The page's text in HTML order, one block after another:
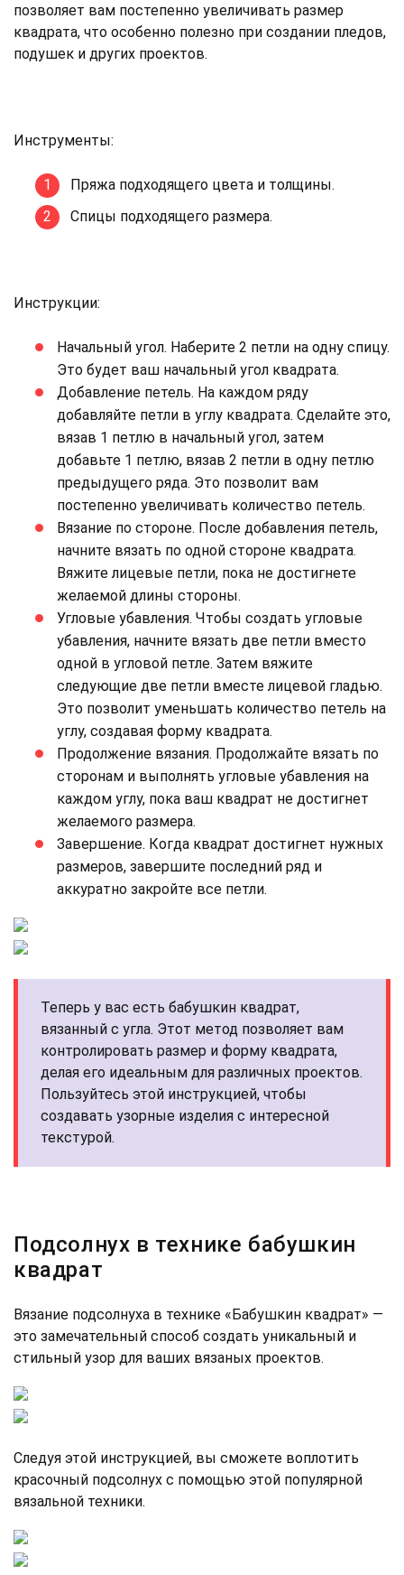
позволяет вам постепенно увеличивать размер
квадрата, что особенно полезно при создании пледов,
подушек и других проектов.
Инструменты:
Пряжа подходящего цвета и толщины.
Спицы подходящего размера.
Инструкции:
Начальный угол. Наберите 2 петли на одну спицу.
Это будет ваш начальный угол квадрата.
Добавление петель. На каждом ряду
добавляйте петли в углу квадрата. Сделайте это,
вязав 1 петлю в начальный угол, затем
добавьте 1 петлю, вязав 2 петли в одну петлю
предыдущего ряда. Это позволит вам
постепенно увеличивать количество петель.
Вязание по стороне. После добавления петель,
начните вязать по одной стороне квадрата.
Вяжите лицевые петли, пока не достигнете
желаемой длины стороны.
Угловые убавления. Чтобы создать угловые
убавления, начните вязать две петли вместо
одной в угловой петле. Затем вяжите
следующие две петли вместе лицевой гладью.
Это позволит уменьшать количество петель на
углу, создавая форму квадрата.
Продолжение вязания. Продолжайте вязать по
сторонам и выполнять угловые убавления на
каждом углу, пока ваш квадрат не достигнет
желаемого размера.
Завершение. Когда квадрат достигнет нужных
размеров, завершите последний ряд и
аккуратно закройте все петли.
Теперь у вас есть бабушкин квадрат,
вязанный с угла. Этот метод позволяет вам
контролировать размер и форму квадрата,
делая его идеальным для различных проектов.
Пользуйтесь этой инструкцией, чтобы
создавать узорные изделия с интересной
текстурой.
Подсолнух в технике бабушкин
квадрат
Вязание подсолнуха в технике «Бабушкин квадрат» —
это замечательный способ создать уникальный и
стильный узор для ваших вязаных проектов.
Следуя этой инструкцией, вы сможете воплотить
красочный подсолнух с помощью этой популярной
вязальной техники.